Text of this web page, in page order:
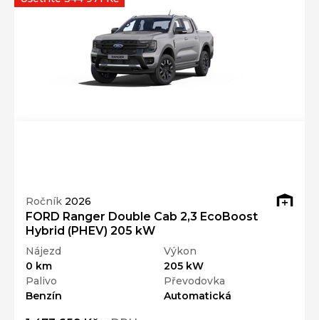
Ročník 2026
FORD Ranger Double Cab 2,3 EcoBoost
Hybrid (PHEV) 205 kW
Nájezd
0 km
Výkon
205 kW
Palivo
Benzín
Převodovka
Automatická